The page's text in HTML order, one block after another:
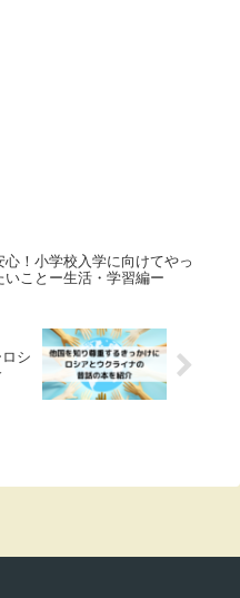
心！小学校入学に向けてやっ
いことー生活・学習編ー
シ